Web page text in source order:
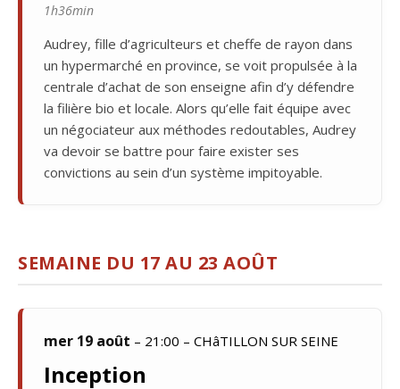
1h36min
Audrey, fille d’agriculteurs et cheffe de rayon dans
un hypermarché en province, se voit propulsée à la
centrale d’achat de son enseigne afin d’y défendre
la filière bio et locale. Alors qu’elle fait équipe avec
un négociateur aux méthodes redoutables, Audrey
va devoir se battre pour faire exister ses
convictions au sein d’un système impitoyable.
SEMAINE DU 17 AU 23 AOÛT
mer 19 août – 21:00 – CHâTILLON SUR SEINE
Inception